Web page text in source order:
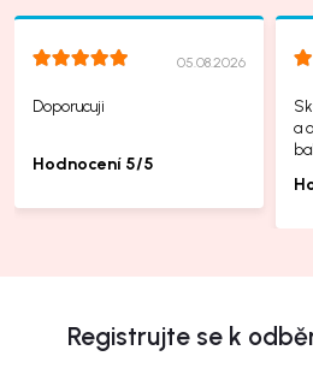
05.08.2026
Doporucuji
Hodnocení 5/5
a
Registrujte se k